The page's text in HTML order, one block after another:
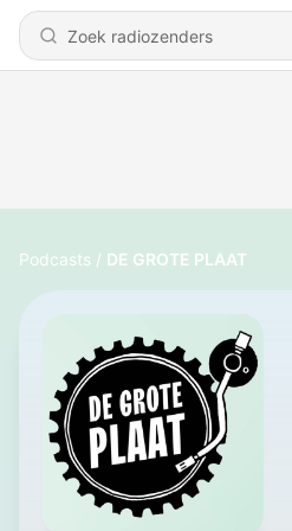
Podcasts DE GROTE PLAAT